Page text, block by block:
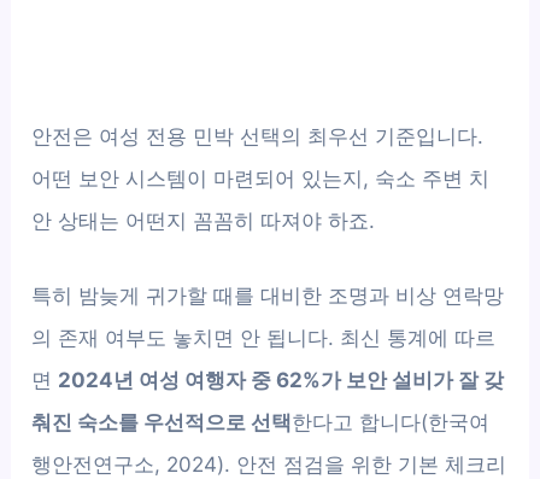
안전은 여성 전용 민박 선택의 최우선 기준입니다.
어떤 보안 시스템이 마련되어 있는지, 숙소 주변 치
안 상태는 어떤지 꼼꼼히 따져야 하죠.
특히 밤늦게 귀가할 때를 대비한 조명과 비상 연락망
의 존재 여부도 놓치면 안 됩니다. 최신 통계에 따르
면 2024년 여성 여행자 중 62%가 보안 설비가 잘 갖
춰진 숙소를 우선적으로 선택한다고 합니다(한국여
행안전연구소, 2024). 안전 점검을 위한 기본 체크리